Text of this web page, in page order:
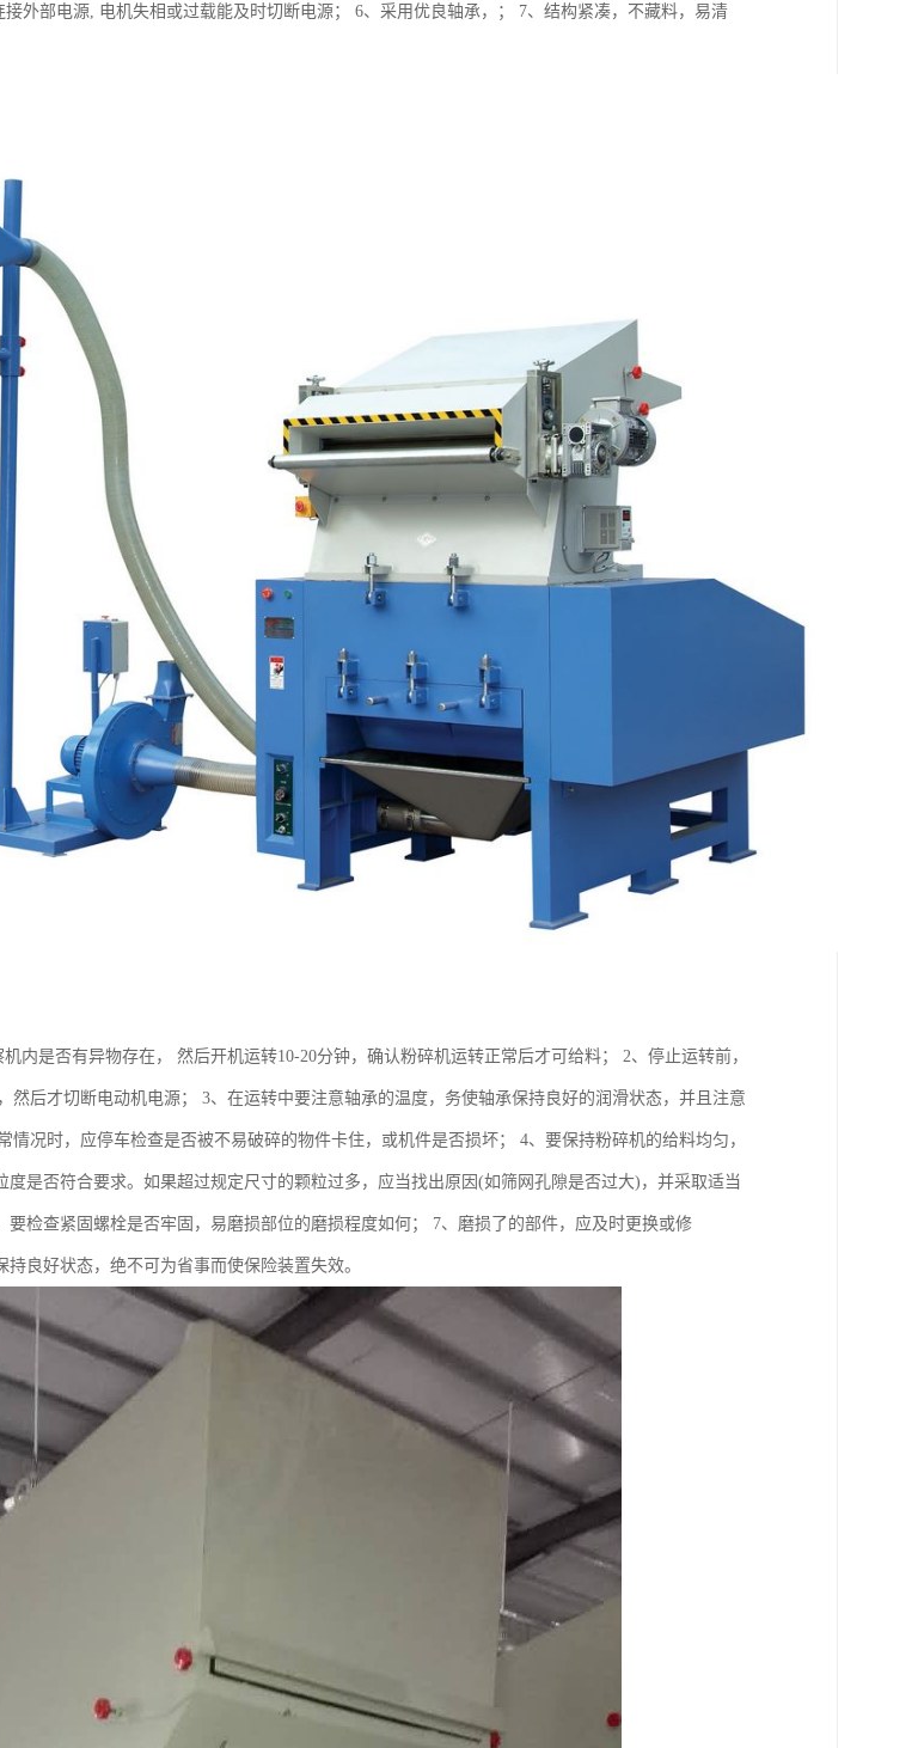
外部电源, 电机失相或过载能及时切断电源； 6、采用优良轴承，； 7、结构紧凑，不藏料，易清
内是否有异物存在， 然后开机运转10-20分钟，确认粉碎机运转正常后才可给料； 2、停止运转前，
然后才切断电动机电源； 3、在运转中要注意轴承的温度，务使轴承保持良好的润滑状态，并且注意
情况时，应停车检查是否被不易破碎的物件卡住，或机件是否损坏； 4、要保持粉碎机的给料均匀，
度是否符合要求。如果超过规定尺寸的颗粒过多，应当找出原因(如筛网孔隙是否过大)，并采取适当
要检查紧固螺栓是否牢固，易磨损部位的磨损程度如何； 7、磨损了的部件，应及时更换或修
良好状态，绝不可为省事而使保险装置失效。